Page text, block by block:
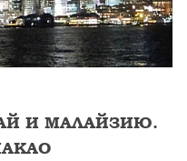
И МАЛАЙЗИЮ.